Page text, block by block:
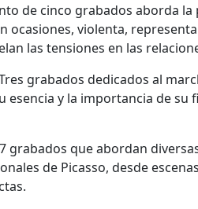
de cinco grabados aborda la
ocasiones, violenta,
las tensiones en las
grabados dedicados al
esencia y la importancia de su
grabados que abordan
de Picasso, desde